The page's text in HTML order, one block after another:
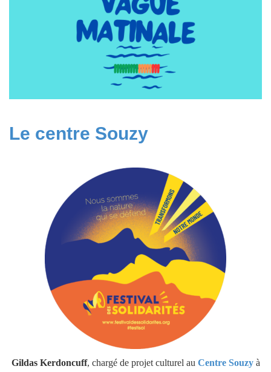
Le centre Souzy
Gildas Kerdoncuff, chargé de projet culturel au Centre Souzy à